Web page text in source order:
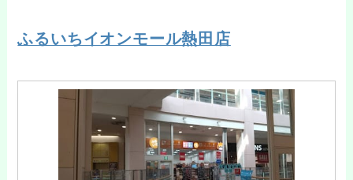
ふるいちイオンモール熱田店